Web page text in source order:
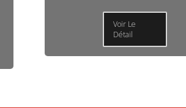
Voir Le
Détail